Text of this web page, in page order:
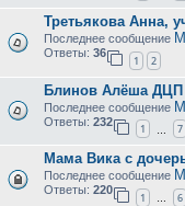
Третьякова Анна,
Последнее сообщение
Ответы: 36
1 2
Блинов Алёша ДЦП
Последнее сообщение
Ответы: 232
1 7
Мама Вика с
Последнее сообщение
Ответы: 220
1 … 6